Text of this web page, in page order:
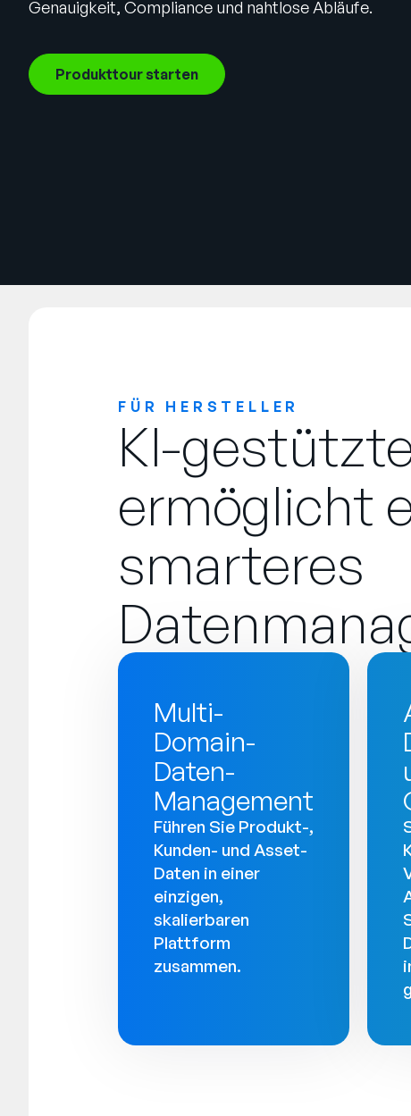
Genauigkeit, Compliance und nahtlose Abläufe.
Produkttour starten
FÜR HERSTELLER
KI-
ermöglicht
smarteres
Multi-
Domain-
Daten-
Management
Führen Sie Produkt-,
Kunden- und Asset-
Daten in einer
einzigen,
skalierbaren
Plattform
zusammen.